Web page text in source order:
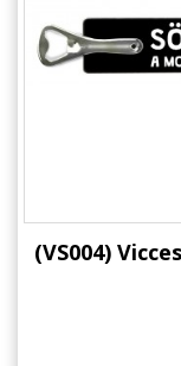
(VS004)